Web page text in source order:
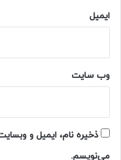
ایمیل
وب‌ سایت
ذخیره نام، ایمیل و
می‌نویسم.